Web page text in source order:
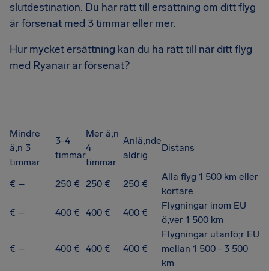
slutdestination. Du har rätt till ersättning om ditt flyg
är försenat med 3 timmar eller mer.
Hur mycket ersättning kan du ha rätt till när ditt flyg
med Ryanair är försenat?
Mindre
ä;n 3
timmar
3-4
timmar
Mer ä;n
4
timmar
Anlä;nde
aldrig
Distans
€ – 250 € 250 € 250 €
Alla flyg 1 500 km eller
kortare
€ –
400 € 400 € 400 €
Flygningar inom EU
ö;ver 1 500 km
€ – 400 € 400 € 400 €
Flygningar utanfö;r EU
mellan 1 500 - 3 500
km